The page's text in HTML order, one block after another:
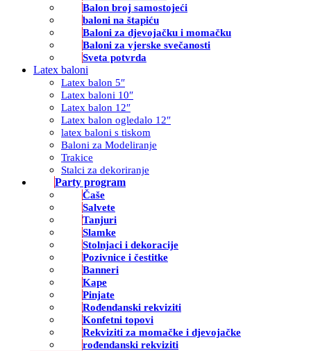
Balon broj samostojeći
baloni na štapiću
Baloni za djevojačku i momačku
Baloni za vjerske svečanosti
Sveta potvrda
Latex baloni
Latex balon 5″
Latex baloni 10″
Latex balon 12″
Latex balon ogledalo 12″
latex baloni s tiskom
Baloni za Modeliranje
Trakice
Stalci za dekoriranje
Party program
Čaše
Salvete
Tanjuri
Slamke
Stolnjaci i dekoracije
Pozivnice i čestitke
Banneri
Kape
Pinjate
Rođendanski rekviziti
Konfetni topovi
Rekviziti za momačke i djevojačke
rođendanski rekviziti